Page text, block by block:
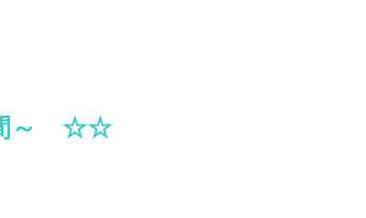
～ ☆☆